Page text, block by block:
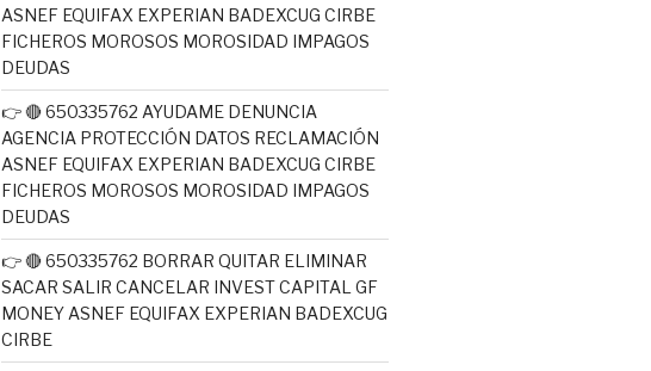
ASNEF EQUIFAX EXPERIAN BADEXCUG CIRBE
FICHEROS MOROSOS MOROSIDAD IMPAGOS
DEUDAS
👉 🔴 650335762 AYUDAME DENUNCIA
AGENCIA PROTECCIÓN DATOS RECLAMACIÓN
ASNEF EQUIFAX EXPERIAN BADEXCUG CIRBE
FICHEROS MOROSOS MOROSIDAD IMPAGOS
DEUDAS
👉 🔴 650335762 BORRAR QUITAR ELIMINAR
SACAR SALIR CANCELAR INVEST CAPITAL GF
MONEY ASNEF EQUIFAX EXPERIAN BADEXCUG
CIRBE